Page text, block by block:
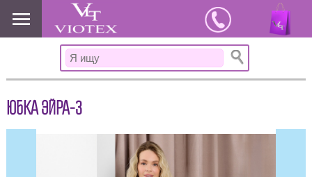
www.viotex37.ru
ЮБКА ЭЙРА-3